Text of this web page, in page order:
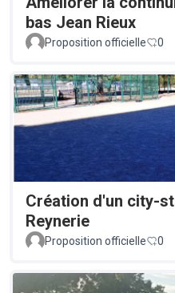
bas Jean Rieux
Proposition officielle 0
Création d'un city-
Reynerie
Proposition officielle 0